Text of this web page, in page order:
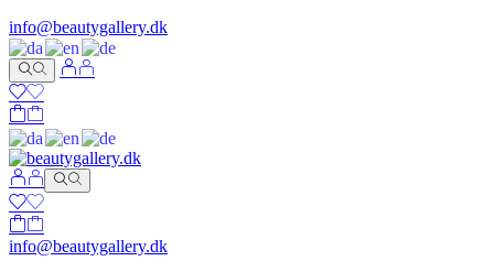
info@beautygallery.dk
info@beautygallery.dk